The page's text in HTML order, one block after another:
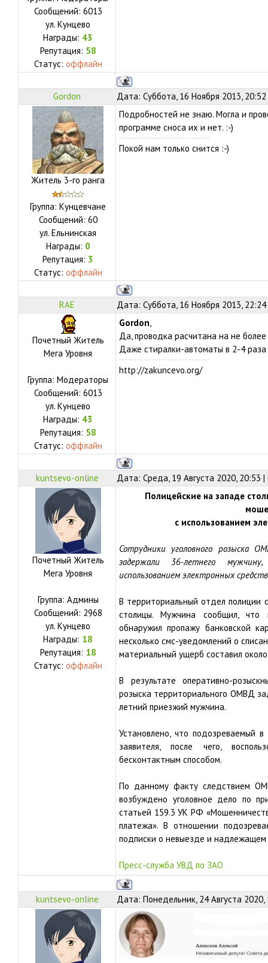
Сообщений: 6013
ул. Кунцево
Награды: 43
Репутация: 58
Статус: оффлайн
Gordon Дата: Суббота, 16 Ноября 2013,
Житель 3-го ранга
Группа: Кунцевчане
Сообщений: 60
ул. Ельнинская
Награды: 0
Репутация: 3
Статус: оффлайн
Подробностей не знаю. Могла и
программе сноса их и нет. :-)
Покой нам только снится :-)
RAE Дата: Суббота, 16 Ноября 2013,
Почетный Житель
Мега Уровня
Группа: Модераторы
Сообщений: 6013
ул. Кунцево
Награды: 43
Репутация: 58
Статус: оффлайн
Gordon,
Да, проводка расчитана на не
Даже стиралки-автоматы в 2-4
http://zakuncevo.org/
kuntsevo-online Дата: Среда, 19 Августа 2020, 20:53
Почетный Житель
Мега Уровня
Группа: Админы
Сообщений: 2968
ул. Кунцево
Награды: 18
Репутация: 18
Статус: оффлайн
Полицейские на западе
с использованием
Сотрудники уголовного розыска
задержали 36-летнего
использованием электронных
В территориальный отдел полиции
столицы. Мужчина сообщил, что
обнаружил пропажу банковской
несколько смс-уведомлений о
материальный ущерб составил
В результате оперативно-
розыска территориального ОМВД
летний приезжий мужчина.
Установлено, что подозреваемый
заявителя, после чего,
бесконтактным способом.
По данному факту следствием
возбуждено уголовное дело по
статьей 159.3 УК РФ
платежа». В отношении
подписки о невыезде и надлежащем
Пресс-служба УВД по ЗАО
kuntsevo-online Дата: Понедельник, 24 Августа